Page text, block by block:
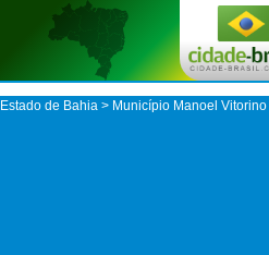
Estado de Bahia > Município Manoel Vitorino